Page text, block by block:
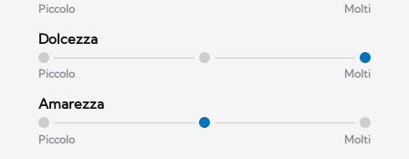
Piccolo Molti
Dolcezza
Piccolo Molti
Amarezza
Piccolo Molti